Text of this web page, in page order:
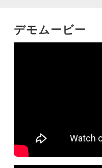
デモムービー